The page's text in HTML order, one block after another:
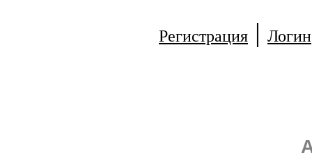
Регистрация | Логин